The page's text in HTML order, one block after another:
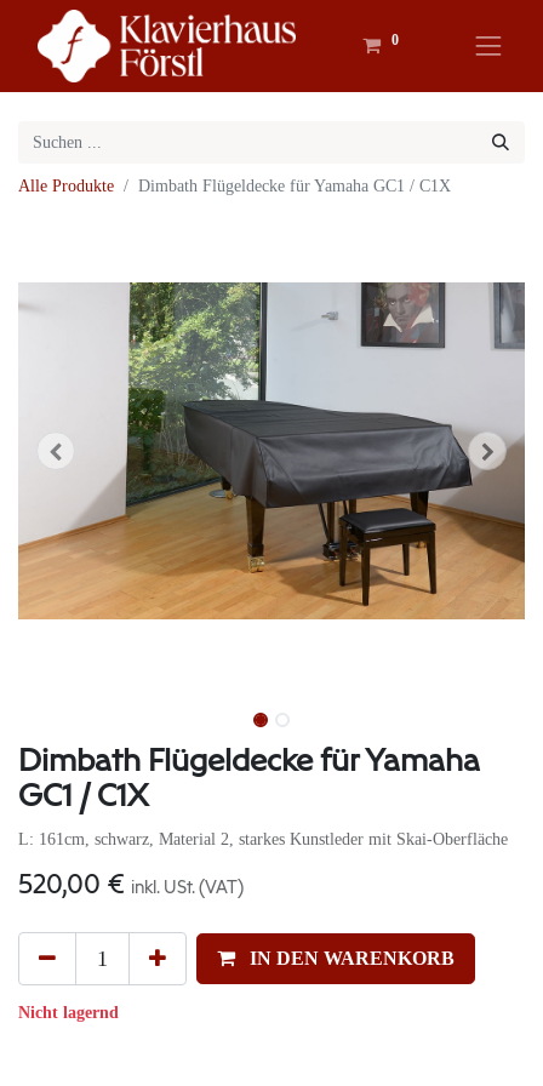
0
Alle Produkte Dimbath Flügeldecke für Yamaha GC1 / C1X
Dimbath Flügeldecke für Yamaha
GC1 / C1X
L: 161cm, schwarz, Material 2, starkes Kunstleder mit Skai-Oberfläche
520,00 € inkl. USt. (VAT)
IN DEN WARENKORB
Nicht lagernd